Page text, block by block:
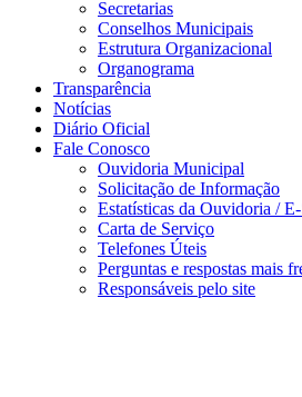
Secretarias
Conselhos Municipais
Estrutura Organizacional
Organograma
Transparência
Notícias
Diário Oficial
Fale Conosco
Ouvidoria Municipal
Solicitação de Informação
Estatísticas da Ouvidoria /
Carta de Serviço
Telefones Úteis
Perguntas e respostas mais
Responsáveis pelo site